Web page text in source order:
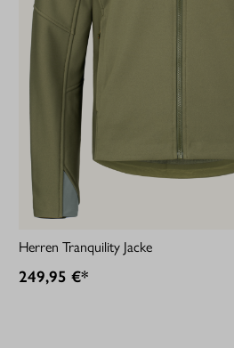
Herren Tranquility Jacke
249,95 €*